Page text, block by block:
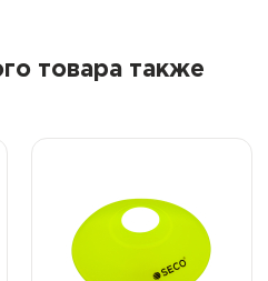
товара также